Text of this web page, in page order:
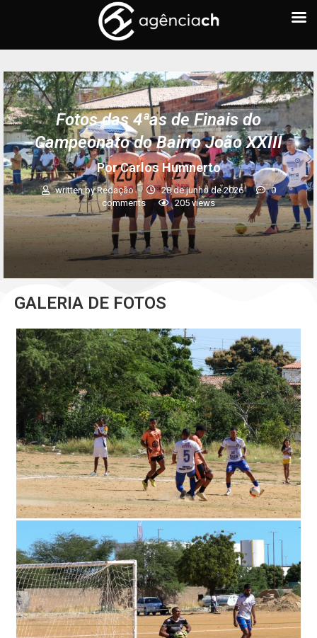
Fotos das 4ªas de Finais do
Campeonato do Bairro João XXIII
Por Carlos Humnerto
written byRedação 28 de junho de 2026
0
comments
205 views
GALERIA DE FOTOS